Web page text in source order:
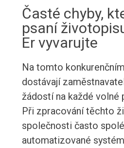
Časté chyby,
psaní
Er vyvarujte
Na tomto
dostávají
žádostí na každé volné
Při zpracování těchto
společnosti často
automatizované